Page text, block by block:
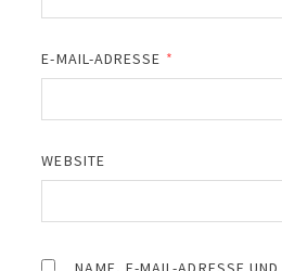
E-MAIL-ADRESSE *
WEBSITE